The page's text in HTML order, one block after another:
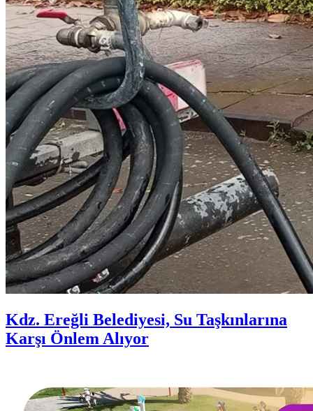
Kdz. Ereğli Belediyesi, Su Taşkınlarına
Karşı Önlem Alıyor